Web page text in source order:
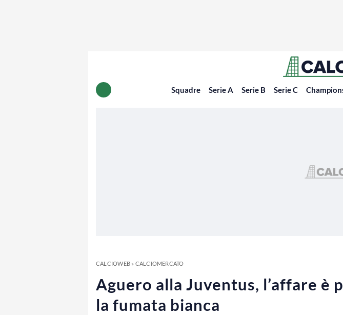
Squadre Serie A Serie B Serie C
CALCIOWEB» CALCIOMERCATO
Aguero alla Juventus, l’affare è
la fumata bianca